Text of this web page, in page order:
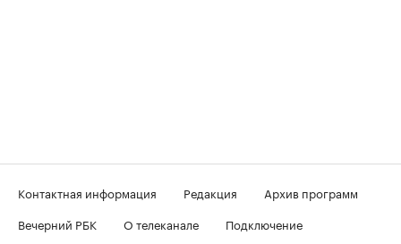
Контактная информация Редакция
Архив программ
Вечерний РБК
О телеканале
Подключение